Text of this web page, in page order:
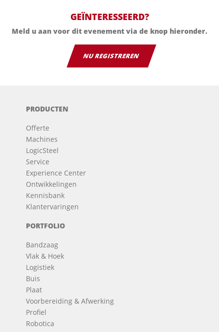
GEÏNTERESSEERD?
Meld u aan voor dit evenement via de knop hieronder.
NU REGISTREREN
PRODUCTEN
Offerte
Machines
LogicSteel
Service
Experience Center
Ontwikkelingen
Kennisbank
Klantervaringen
PORTFOLIO
Bandzaag
Vlak & Hoek
Logistiek
Buis
Plaat
Voorbereiding & Afwerking
Profiel
Robotica